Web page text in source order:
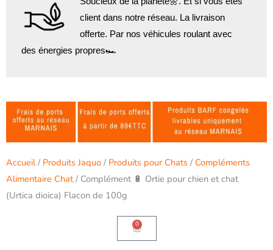
client dans notre réseau. La livraison
offerte. Par nos véhicules roulant avec
des énergies propres🏎️
Accueil/ Produits Jaquo / Produits pour Chats / Compléments
Alimentaire Chat/ Complément 🔋 Ortie pour chien et chat
(Urtica dioica) Flacon de 100g
0
Panier